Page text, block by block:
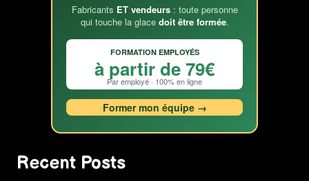
Fabricants ET vendeurs: toute personne
qui touche la glace doit être formée.
FORMATION EMPLOYÉS
à partir de 79€
Par employé · 100% en ligne
Former mon équipe →
Recent Posts